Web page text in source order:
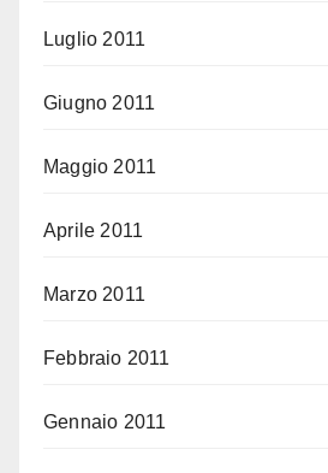
Luglio 2011
Giugno 2011
Maggio 2011
Aprile 2011
Marzo 2011
Febbraio 2011
Gennaio 2011